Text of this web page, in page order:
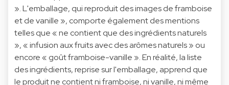
». L'emballage, qui reproduit des images de framboise
et de vanille », comporte également des mentions
telles que « ne contient que des ingrédients naturels
», « infusion aux fruits avec des arômes naturels » ou
encore « goût framboise-vanille ». En réalité, la liste
des ingrédients, reprise sur l'emballage, apprend que
le produit ne contient ni framboise, ni vanille, ni même